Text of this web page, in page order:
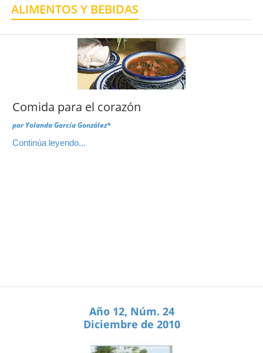
Centro de Enseñanza para Extranjeros, Taxco
Centro de Enseñanza para Extranjeros, Polanco
ALIMENTOS Y BEBIDAS
Comida para el corazón
porYolanda García González*
Continúa leyendo...
Año 12, Núm. 24
Diciembre de 2010